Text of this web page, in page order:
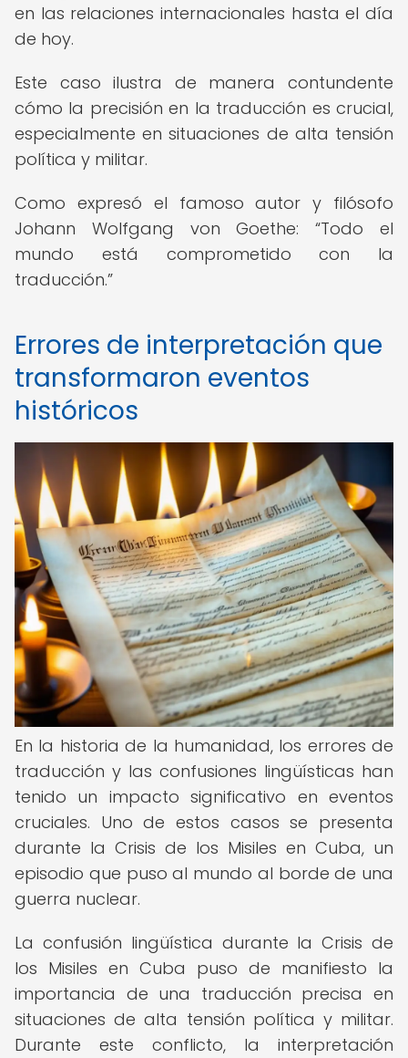
en las relaciones internacionales hasta el día
de hoy.
Este caso ilustra de manera contundente
cómo la precisión en la traducción es crucial,
especialmente en situaciones de alta tensión
política y militar.
Como expresó el famoso autor y filósofo
Johann Wolfgang von Goethe: Todo el
mundo está comprometido con la
traducción.
Errores de interpretación que
transformaron eventos
históricos
En la historia de la humanidad, los errores de
traducción y las confusiones lingüísticas han
tenido un impacto significativo en eventos
cruciales. Uno de estos casos se presenta
durante la Crisis de los Misiles en Cuba, un
episodio que puso al mundo al borde de una
guerra nuclear.
La confusión lingüística durante la Crisis de
los Misiles en Cuba puso de manifiesto la
importancia de una traducción precisa en
situaciones de alta tensión política y militar.
Durante este conflicto, la interpretación